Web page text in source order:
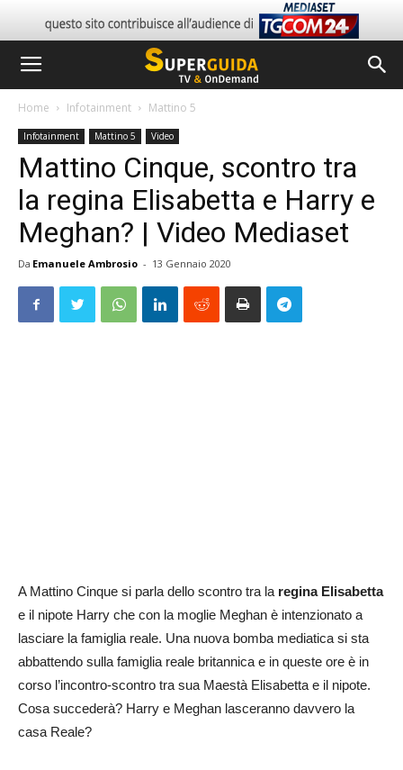
Home Infotainment Mattino 5
Infotainment Mattino 5 Video
Mattino Cinque, scontro tra
la regina Elisabetta e Harry e
Meghan? | Video Mediaset
Da Emanuele Ambrosio - 13 Gennaio 2020
A Mattino Cinque si parla dello scontro tra la regina Elisabetta
e il nipote Harry che con la moglie Meghan è intenzionato a
lasciare la famiglia reale. Una nuova bomba mediatica si sta
abbattendo sulla famiglia reale britannica e in queste ore è in
corso l’incontro-scontro tra sua Maestà Elisabetta e il nipote.
Cosa succederà? Harry e Meghan lasceranno davvero la
casa Reale?